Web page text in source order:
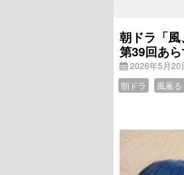
朝ドラ「
第39回あ
2026年5月20
朝ドラ
風薫る